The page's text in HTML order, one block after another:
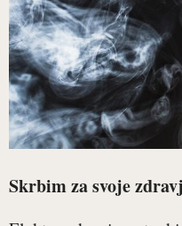
Skrbim za svoje